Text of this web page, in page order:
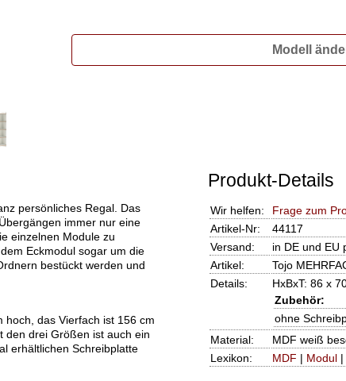
Modell
persönliches Regal. Das
immer nur eine
einzelnen Module zu
Eckmodul sogar um die
bestückt werden und
hoch, das Vierfach ist 156 cm
den drei Größen ist auch ein
erhältlichen Schreibplatte
Produkt-Details
Wir helfen:
Frage zum
Artikel-Nr:
44117
Versand:
in DE und EU
Artikel:
Tojo
Details:
HxBxT: 86 x
Zubehör:
ohne
Material:
MDF weiß
Lexikon:
MDF | Modul|